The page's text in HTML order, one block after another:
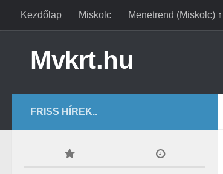
Kezdőlap Miskolc Menetrend (Miskolc) ↑
Mvkrt.hu
FRISS HÍREK..